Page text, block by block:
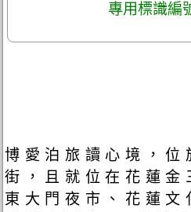
專用標識編
博愛泊旅讀心境，位
街，且就位在花蓮金
東大門夜市、花蓮文